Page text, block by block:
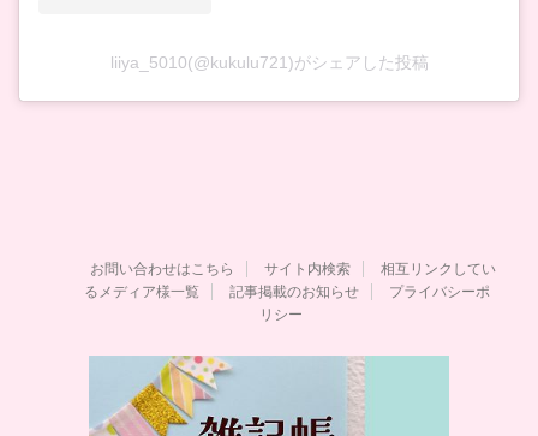
liiya_5010(@kukulu721)がシェアした投稿
お問い合わせはこちら サイト内検索
相互リンクしてい
るメディア様一覧
記事掲載のお知らせ
プライバシーポ
リシー